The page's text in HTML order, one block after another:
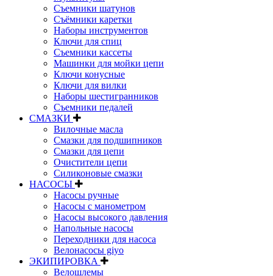
Съемники шатунов
Съёмники каретки
Наборы инструментов
Ключи для спиц
Съемники кассеты
Машинки для мойки цепи
Ключи конусные
Ключи для вилки
Наборы шестигранников
Съемники педалей
СМАЗКИ
Вилочные масла
Смазки для подшипников
Смазки для цепи
Очистители цепи
Силиконовые смазки
НАСОСЫ
Насосы ручные
Насосы с манометром
Насосы высокого давления
Напольные насосы
Переходники для насоса
Велонасосы giyo
ЭКИПИРОВКА
Велошлемы